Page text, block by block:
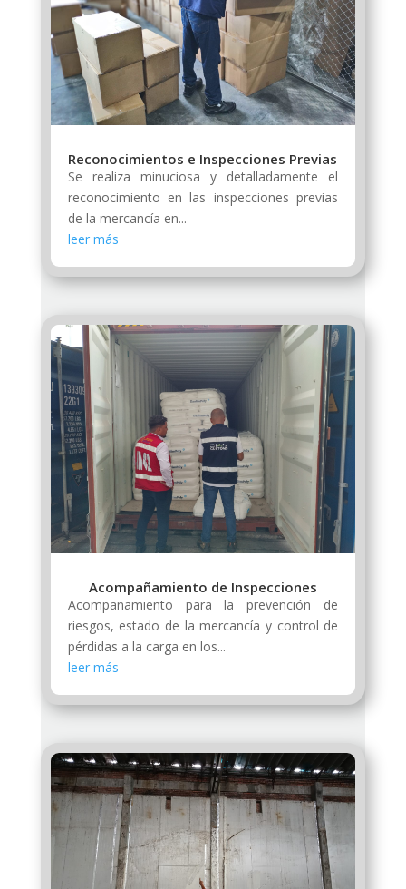
Reconocimientos e Inspecciones Previas
Se realiza minuciosa y detalladamente el
reconocimiento en las inspecciones previas
de la mercancía en...
leer más
Acompañamiento de Inspecciones
Acompañamiento para la prevención de
riesgos, estado de la mercancía y control de
pérdidas a la carga en los...
leer más